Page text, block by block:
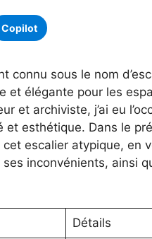
Copilot
connu sous le nom
et élégante pour les
et archiviste, j’ai eu
et esthétique. Dans le
escalier atypique, en
inconvénients, ainsi
Détails